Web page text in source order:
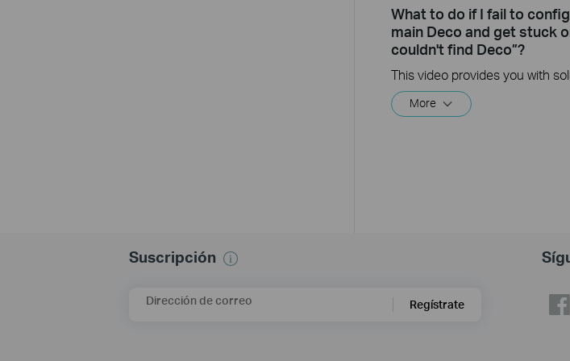
What to do if I fail to
main Deco and get stuck
couldn't find Deco”?
More
Suscripción
Dirección de correo Regístrate